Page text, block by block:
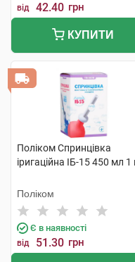
від 42.40 грн
КУПИТИ
Поліком Спринцівка
іригаційна ІБ-15 450 мл
Поліком
Є в наявності
від 51.30 грн